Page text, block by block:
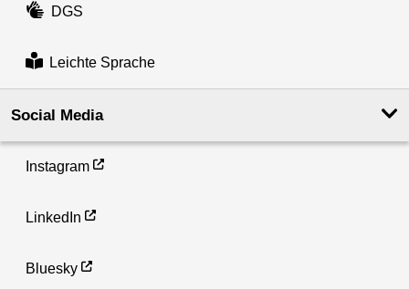
DGS
Leichte Sprache
Social Media
Instagram
LinkedIn
Bluesky